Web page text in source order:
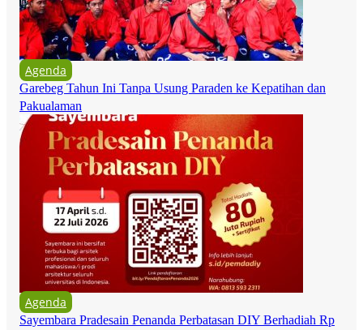
Agenda
Garebeg Tahun Ini Tanpa Usung Paraden ke Kepatihan dan
Pakualaman
Agenda
Sayembara Pradesain Penanda Perbatasan DIY Berhadiah Rp